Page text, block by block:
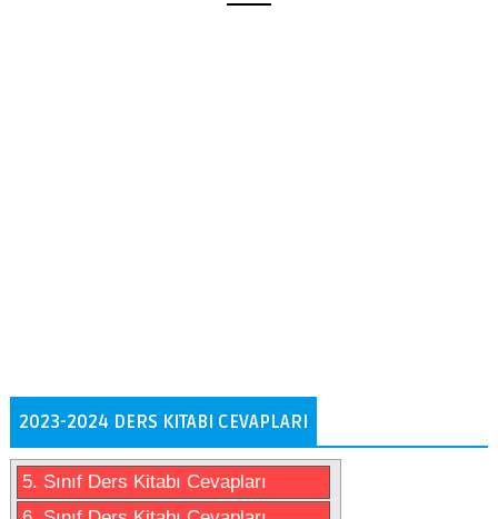
2023-2024 DERS KITABI CEVAPLARI
5. Sınıf Ders Kitabı Cevapları